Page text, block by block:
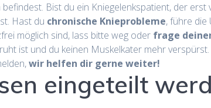
Bist du ein Kniegelenkspatient, der erst
Hast du chronische Knieprobleme, führe die
möglich sind, lass bitte weg oder frage
ist und du keinen Muskelkater mehr verspürst.
wir helfen dir gerne weiter!
eingeteilt